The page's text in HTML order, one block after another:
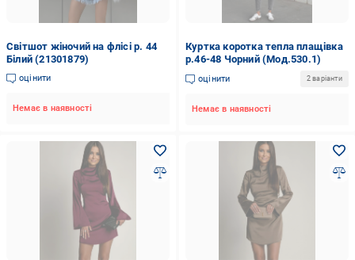
Світшот жіночий на флісі р. 44
Білий (21301879)
оцінити
Немає в наявності
Куртка коротка тепла плащівка
р.46-48 Чорний (Мод.530.1)
оцінити 2 варіанти
Немає в наявності